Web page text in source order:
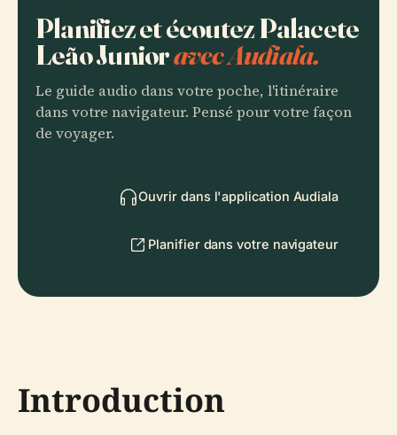
Planifiez et écoutez Palacete
Leão Junioravec Audiala.
Le guide audio dans votre poche, l'itinéraire
dans votre navigateur. Pensé pour votre façon
de voyager.
Ouvrir dans l'application Audiala
Planifier dans votre navigateur
Introduction